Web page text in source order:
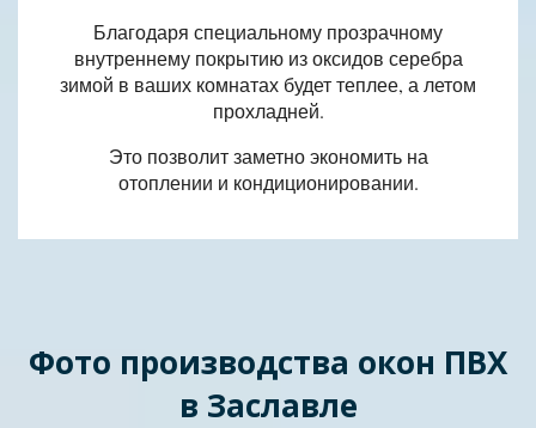
Благодаря специальному прозрачному
внутреннему покрытию из оксидов серебра
зимой в ваших комнатах будет теплее, а летом
прохладней.
Это позволит заметно экономить на
отоплении и кондиционировании.
Фото производства окон ПВХ
в Заславле